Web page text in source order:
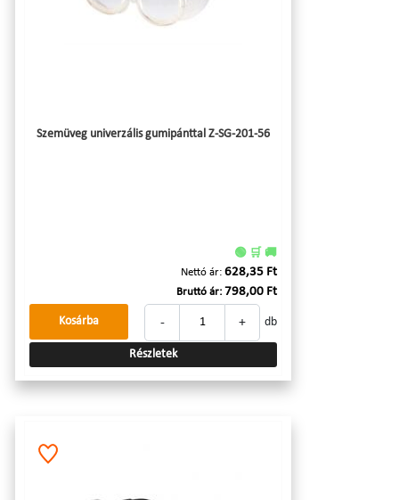
Szemüveg univerzális gumipánttal Z-SG-201-56
🟢 🛒 🚚
Nettó ár: 628,35 Ft
Bruttó ár: 798,00 Ft
- + db
Kosárba
Részletek